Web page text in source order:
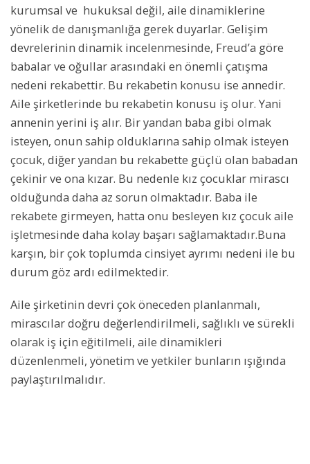
kurumsal ve hukuksal değil, aile dinamiklerine
yönelik de danışmanlığa gerek duyarlar. Gelişim
devrelerinin dinamik incelenmesinde, Freud’a göre
babalar ve oğullar arasındaki en önemli çatışma
nedeni rekabettir. Bu rekabetin konusu ise annedir.
Aile şirketlerinde bu rekabetin konusu iş olur. Yani
annenin yerini iş alır. Bir yandan baba gibi olmak
isteyen, onun sahip olduklarına sahip olmak isteyen
çocuk, diğer yandan bu rekabette güçlü olan babadan
çekinir ve ona kızar. Bu nedenle kız çocuklar mirascı
olduğunda daha az sorun olmaktadır. Baba ile
rekabete girmeyen, hatta onu besleyen kız çocuk aile
işletmesinde daha kolay başarı sağlamaktadır.Buna
karşın, bir çok toplumda cinsiyet ayrımı nedeni ile bu
durum göz ardı edilmektedir.
Aile şirketinin devri çok öneceden planlanmalı,
mirascılar doğru değerlendirilmeli, sağlıklı ve sürekli
olarak iş için eğitilmeli, aile dinamikleri
düzenlenmeli, yönetim ve yetkiler bunların ışığında
paylaştırılmalıdır.